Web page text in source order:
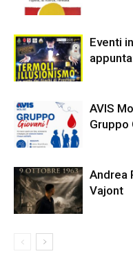
Eventi
AVIS
Gruppo
Andrea
Vajont